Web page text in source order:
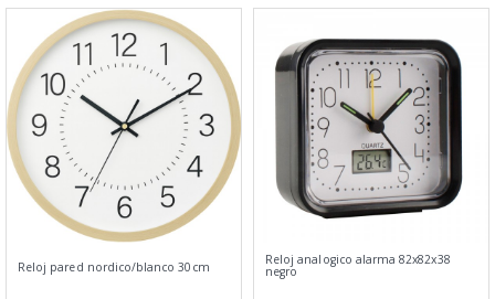
Reloj pared nordico/blanco 30cm Reloj analogico alarma 82x82x38
negro